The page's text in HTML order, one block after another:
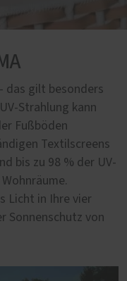
das gilt besonders
Strahlung kann
Fußböden
Textilscreens
bis zu 98 % der UV-
Licht in Ihre vier
Sonnenschutz von